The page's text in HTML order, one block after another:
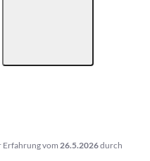
Erfahrung vom 26.5.2026durch